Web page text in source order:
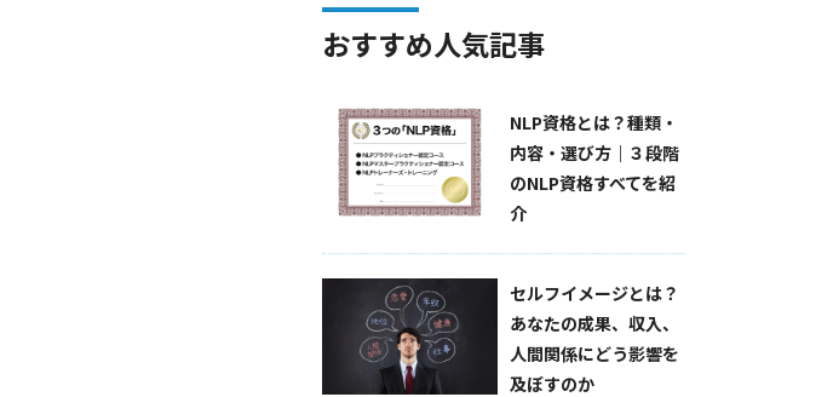
おすすめ人気記事
NLP資格とは？種類・
内容・選び方｜３段階
のNLP資格すべてを紹
介
セルフイメージとは？
あなたの成果、収入、
人間関係にどう影響を
及ぼすのか